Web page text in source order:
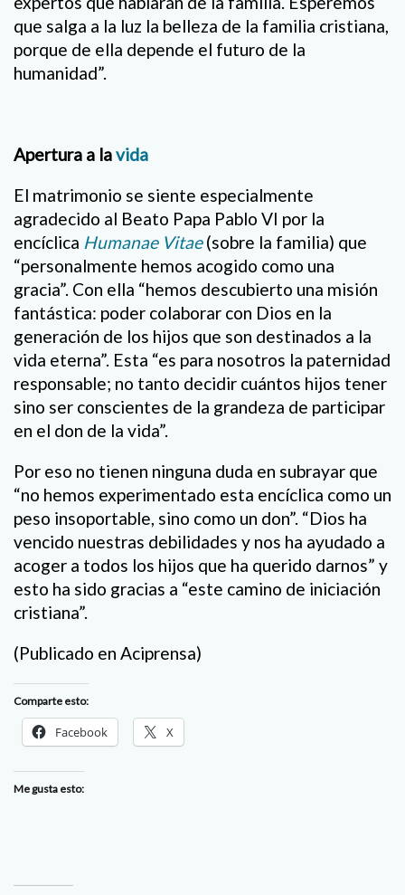
que salga a la luz la belleza de la familia cristiana,
porque de ella depende el futuro de la
humanidad”.
Apertura a lavida
El matrimonio se siente especialmente
agradecido al Beato Papa Pablo VI por la
encíclica Humanae Vitae(sobre la familia) que
“personalmente hemos acogido como una
gracia”. Con ella “hemos descubierto una misión
fantástica: poder colaborar con Dios en la
generación de los hijos que son destinados a la
vida eterna”. Esta “es para nosotros la paternidad
responsable; no tanto decidir cuántos hijos tener
sino ser conscientes de la grandeza de participar
en el don de la vida”.
Por eso no tienen ninguna duda en subrayar que
“no hemos experimentado esta encíclica como un
peso insoportable, sino como un don”. “Dios ha
vencido nuestras debilidades y nos ha ayudado a
acoger a todos los hijos que ha querido darnos” y
esto ha sido gracias a “este camino de iniciación
cristiana”.
(Publicado en Aciprensa)
Comparte esto:
Facebook X
Me gusta esto: